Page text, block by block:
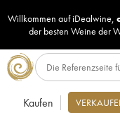
Willkommen auf iDealwine,
der besten Weine der
Kaufen